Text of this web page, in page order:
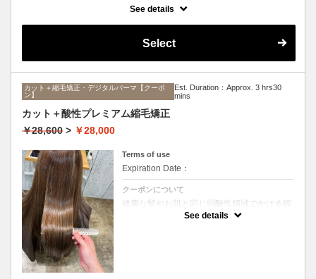
カラーどちらも可能です。シャンプー、ブロー込み。
See details
Select
カット＋縮毛矯正・デジタルパーマ【クーポ
ン】
Est. Duration：Approx. 3 hrs30
mins
カット＋酸性プレミアム縮毛矯正
￥28,600 > ￥28,000
Terms of use
Expiration Date：
クーポンについて
健康な髪やお肌と同じ弱酸性領域でかける縮
毛矯正☆髪を瘦せさせることなく、気になる
See details